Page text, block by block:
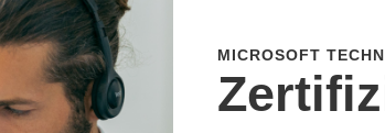
MICROSOFT